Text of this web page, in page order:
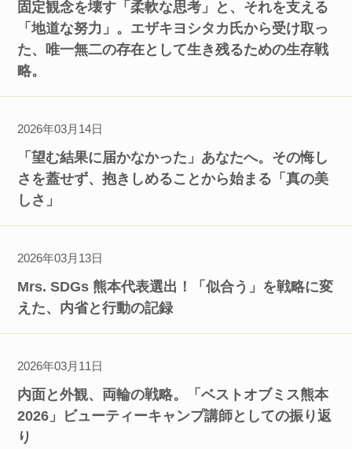
固定観念を壊す「柔軟な思考」と、それを支える
「地道な努力」。エザキヨシタカ氏から受け取っ
た、唯一無二の存在として生き残るための生存戦
略。
2026年03月14日
「望む結果に届かなかった」あなたへ。その悔し
さを蓋せず、抱きしめることから始まる「真の美
しさ」
2026年03月13日
Mrs. SDGs 熊本代表選出！「似合う」を戦略に変
えた、内省と行動の記録
2026年03月11日
内面と外観、両輪の戦略。「ベストオブミス熊本
2026」ビューティーキャンプ講師としての振り返
り